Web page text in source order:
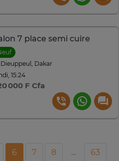
7 place semi cuire
Dieuppeul, Dakar
15:24
000 F Cfa
6 7 8 ...
63